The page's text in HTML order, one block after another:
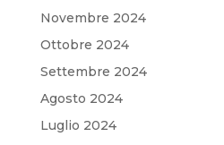
Novembre 2024
Ottobre 2024
Settembre 2024
Agosto 2024
Luglio 2024